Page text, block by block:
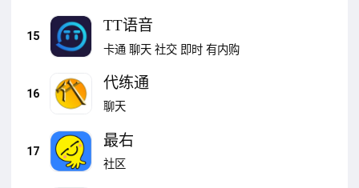
15
TT语音
卡通 聊天 社交 即时 有内购
16
代练通
聊天
17
最右
社区